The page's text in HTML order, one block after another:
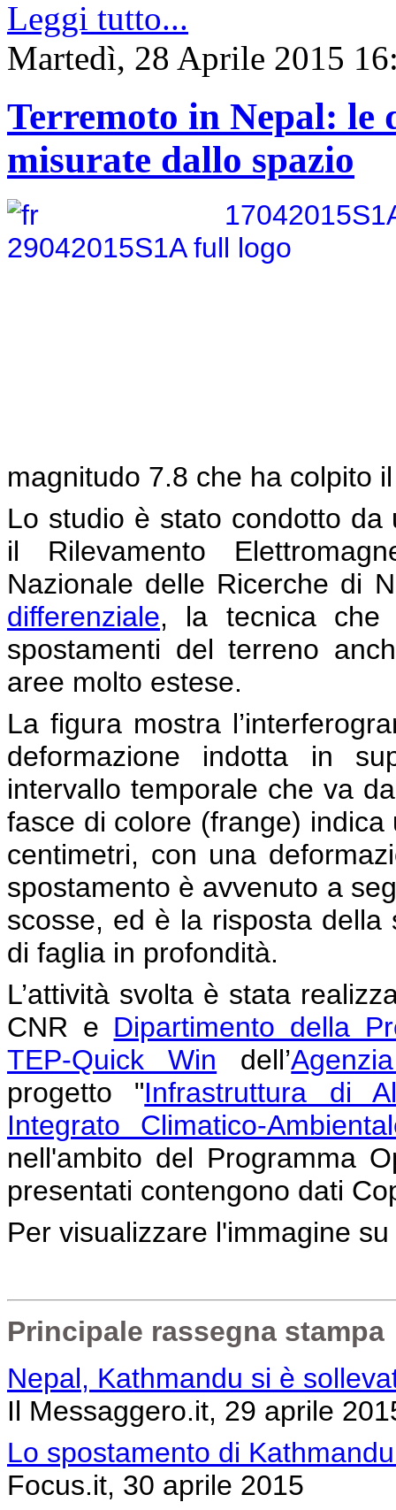
Leggi tutto...
Martedì, 28 Aprile 2015
Terremoto in Nepal: le
misurate dallo spazio
magnitudo 7.8 che ha colpito
Lo studio è stato condotto da
il Rilevamento
Nazionale delle Ricerche di
differenziale, la tecnica che
spostamenti del terreno
aree molto estese.
La figura mostra
deformazione indotta in
intervallo temporale che va
fasce di colore (frange)
centimetri, con una
spostamento è avvenuto a
scosse, ed è la risposta della
di faglia in profondità.
L’attività svolta è stata
CNR e Dipartimento della
TEP-Quick Win dell’
progetto "Infrastruttura di
Integrato Climatico-
nell'ambito del Programma
presentati contengono dati
Per visualizzare l'immagine
Principale rassegna stampa
Nepal, Kathmandu si è
Il Messaggero.it, 29 aprile
Lo spostamento di
Focus.it, 30 aprile 2015